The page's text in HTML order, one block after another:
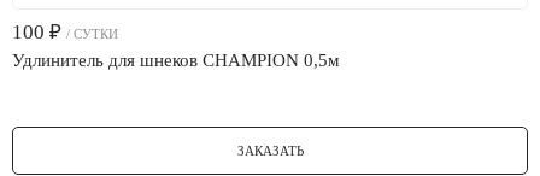
100 ₽ / СУТКИ
Удлинитель для шнеков CHAMPION 0,5м
ЗАКАЗАТЬ